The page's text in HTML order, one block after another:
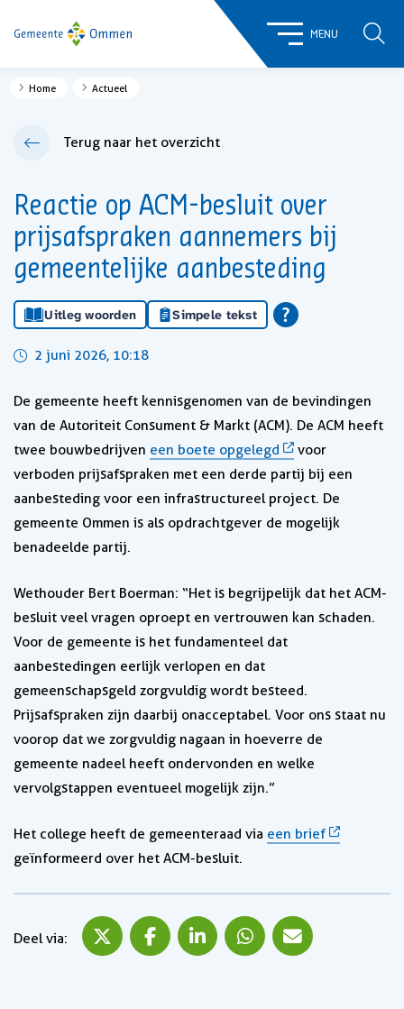
MENU
Home Actueel
Terug naar het overzicht
Reactie op ACM-besluit over
prijsafspraken aannemers bij
gemeentelijke aanbesteding
Uitleg woorden Simpele tekst
2 juni 2026, 10:18
De gemeente heeft kennisgenomen van de bevindingen
van de Autoriteit Consument & Markt (ACM). De ACM heeft
twee bouwbedrijven een boete opgelegd
voor
verboden prijsafspraken met een derde partij bij een
aanbesteding voor een infrastructureel project. De
gemeente Ommen is als opdrachtgever de mogelijk
benadeelde partij.
Wethouder Bert Boerman: “Het is begrijpelijk dat het ACM-
besluit veel vragen oproept en vertrouwen kan schaden.
Voor de gemeente is het fundamenteel dat
aanbestedingen eerlijk verlopen en dat
gemeenschapsgeld zorgvuldig wordt besteed.
Prijsafspraken zijn daarbij onacceptabel. Voor ons staat nu
voorop dat we zorgvuldig nagaan in hoeverre de
gemeente nadeel heeft ondervonden en welke
vervolgstappen eventueel mogelijk zijn.”
Het college heeft de gemeenteraad via een brief
geïnformeerd over het ACM-besluit.
Deel via:
Deel via XDeel via Facebook
Deel via LinkedInDeel via WhatsApp